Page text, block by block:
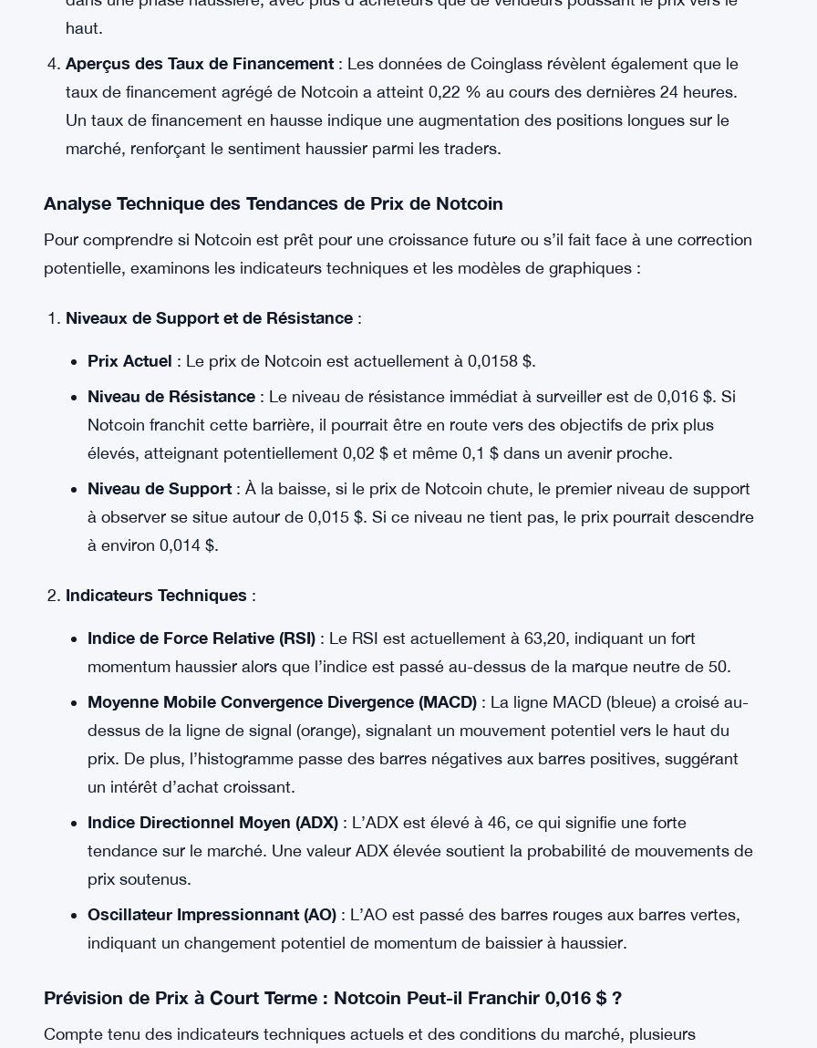
juillet à 192 millions de dollars le 8 juillet. Cette augmentation dramatique de l’intérêt ouvert
marché accrue et de potentiel pour des gains futurs.
Indicateurs Techniques Haussiers
de tendance haussière pour Notcoin. L’indice de force relative (RSI), un oscillateur de
momentum populaire, se situe actuellement à 63,20. Ce niveau suggère que le marché est
dans une phase haussière, avec plus d’acheteurs que de vendeurs poussant le prix vers le
Un taux de financement en hausse indique une augmentation des positions longues sur le
Analyse Technique des Tendances de Prix de Notcoin
Pour comprendre si Notcoin est prêt pour une croissance future ou s’il fait face à une correction
potentielle, examinons les indicateurs techniques et les modèles de graphiques :
Niveaux de Support et de Résistance :
Prix Actuel: Le prix de Notcoin est actuellement à 0,0158 $.
Niveau de Résistance
élevés, atteignant potentiellement 0,02 $ et même 0,1 $ dans un avenir proche.
: À la baisse, si le prix de Notcoin chute, le premier niveau de support
à observer se situe autour de 0,015 $. Si ce niveau ne tient pas, le prix pourrait descendre
à environ 0,014 $.
Indicateurs Techniques:
Indice de Force Relative (RSI): Le RSI est actuellement à 63,20, indiquant un fort
momentum haussier alors que l’indice est passé au-dessus de la marque neutre de 50.
Moyenne Mobile Convergence Divergence (MACD)
dessus de la ligne de signal (orange), signalant un mouvement potentiel vers le haut du
prix. De plus, l’histogramme passe des barres négatives aux barres positives, suggérant
tendance sur le marché. Une valeur ADX élevée soutient la probabilité de mouvements de